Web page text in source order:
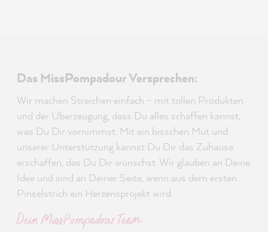
Das MissPompadour Versprechen:
Wir machen Streichen einfach – mit tollen Produkten
und der Überzeugung, dass Du alles schaffen kannst,
was Du Dir vornimmst. Mit ein bisschen Mut und
unserer Unterstützung kannst Du Dir das Zuhause
erschaffen, das Du Dir wünschst. Wir glauben an Deine
Idee und sind an Deiner Seite, wenn aus dem ersten
Pinselstrich ein Herzensprojekt wird.
Dein MissPompadour Team